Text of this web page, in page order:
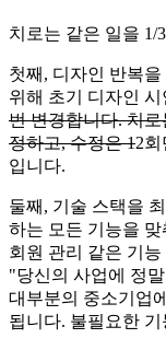
치로는 같은 일을 1/
첫째, 디자인 반복
위해 초기 디자인 시
번 변경합니다. 치
정하고, 수정은 12회
입니다.
둘째, 기술 스택을
하는 모든 기능을
회원 관리 같은 기
"당신의 사업에 정
대부분의 중소기업
됩니다. 불필요한